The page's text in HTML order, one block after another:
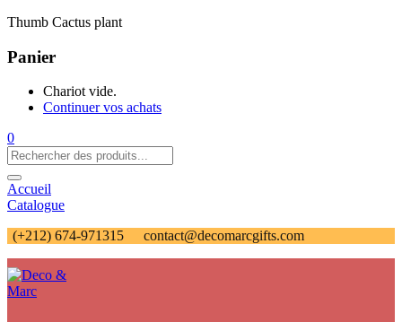
Thumb Cactus plant
Panier
Chariot vide.
Continuer vos achats
0
Accueil
Catalogue
(+212) 674-971315
contact@decomarcgifts.com